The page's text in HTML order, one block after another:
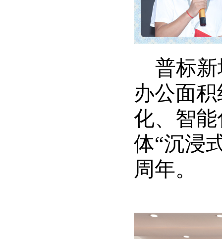
普标
办公面
化、智
体“沉浸
周年。